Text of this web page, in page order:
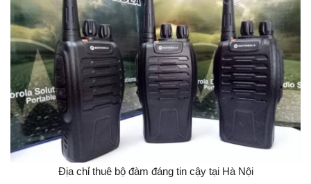
Địa chỉ thuê bộ đàm đáng tin cậy tại Hà Nội